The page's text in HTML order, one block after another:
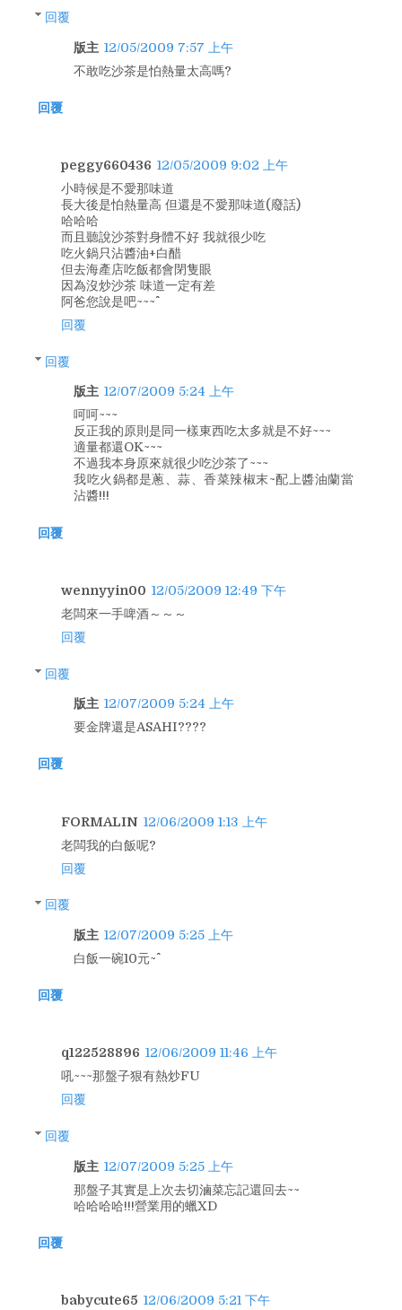
回覆
版主 12/05/2009 7:57 上午
不敢吃沙茶是怕熱量太高嗎?
回覆
peggy660436 12/05/2009 9:02 上午
小時候是不愛那味道
長大後是怕熱量高 但還是不愛那味道(廢話)
哈哈哈
而且聽說沙茶對身體不好 我就很少吃
吃火鍋只沾醬油+白醋
但去海產店吃飯都會閉隻眼
因為沒炒沙茶 味道一定有差
阿爸您說是吧~~~^^
回覆
回覆
版主 12/07/2009 5:24 上午
呵呵~~~
反正我的原則是同一樣東西吃太多就是不好~~~
適量都還OK~~~
不過我本身原來就很少吃沙茶了~~~
我吃火鍋都是蔥、蒜、香菜辣椒末~配上醬油蘭當
沾醬!!!
回覆
wennyyin00 12/05/2009 12:49 下午
老闆來一手啤酒～～～
回覆
回覆
版主 12/07/2009 5:24 上午
要金牌還是ASAHI????
回覆
FORMALIN 12/06/2009 1:13 上午
老闆我的白飯呢?
回覆
回覆
版主 12/07/2009 5:25 上午
白飯一碗10元~^^
回覆
q122528896 12/06/2009 11:46 上午
吼~~~那盤子狠有熱炒FU
回覆
回覆
版主 12/07/2009 5:25 上午
那盤子其實是上次去切滷菜忘記還回去~~
哈哈哈哈!!!營業用的蠟XD
回覆
babycute65 12/06/2009 5:21 下午